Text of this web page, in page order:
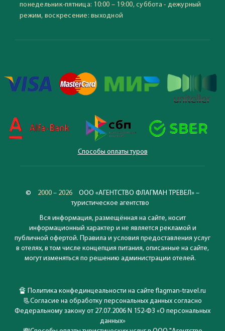
понедельник-пятница: 10:00 – 19:00, суббота - дежурный
режим, воскресение: выходной
Способы оплаты туров
© 2000 – 2026
ООО «АГЕНТСТВО ФЛАГМАН ТРЕВЕЛ» –
туристическое агентство
Вся информация, размещённая на сайте, носит
информационный характер и не является рекламой и
публичной офертой. Правила и условия предоставления услуг
в отелях, в том числе концепция питания, описанные на сайте,
могут изменяться по решению администрации отелей.
🔏 Политика конфединцеальности на сайте flagman-travel.ru
📃Согласие на обработку персональных данных согласно
Федеральному закону от 27.07.2006 N 152-ФЗ «О персональных
данных»